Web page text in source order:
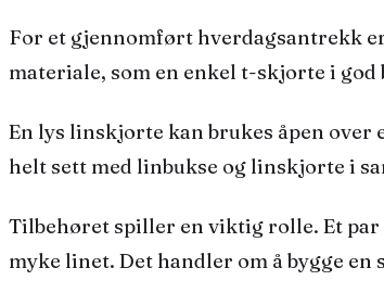
For et gjennomført hverdagsantrekk
materiale, som en enkel t-skjorte i
En lys linskjorte kan brukes åpen over
helt sett med linbukse og linskjorte i
Tilbehøret spiller en viktig rolle. Et par
myke linet. Det handler om å bygge